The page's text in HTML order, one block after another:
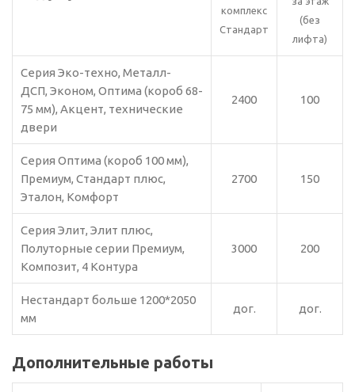
комплекс
Стандарт
(без
лифта)
Серия Эко-техно, Металл-
ДСП, Эконом, Оптима (короб 68-
75 мм), Акцент, технические
двери
2400 100
Серия Оптима (короб 100 мм),
Премиум, Стандарт плюс,
Эталон, Комфорт
2700 150
Серия Элит, Элит плюс,
Полуторные серии Премиум,
Композит, 4 Контура
3000 200
Нестандарт больше 1200*2050
мм
дог. дог.
Дополнительные работы